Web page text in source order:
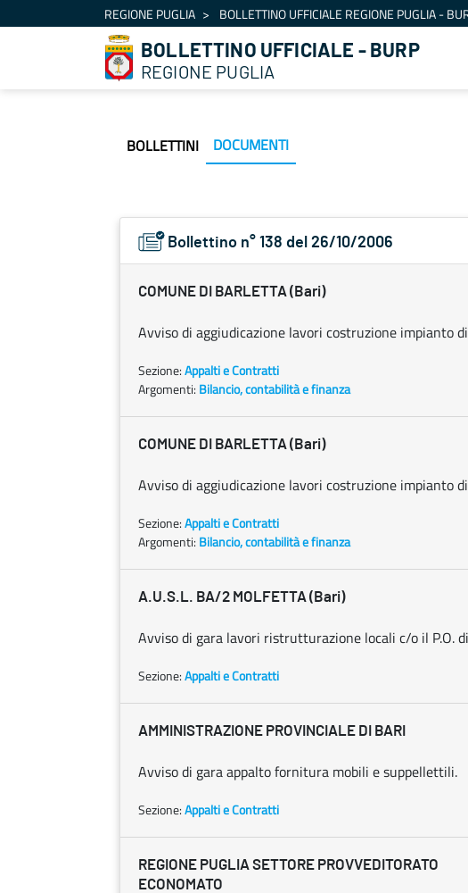
Skip to ContentREGIONE PUGLIA BOLLETTINO UFFICIALE REGIONE PUGLIA -
BOLLETTINO UFFICIALE - BURP
REGIONE PUGLIA
BOLLETTINI DOCUMENTI
Bollettino n° 138 del 26/10/2006
COMUNE DI BARLETTA (Bari)
Avviso di aggiudicazione lavori costruzione impianto di
Sezione:Appalti e Contratti
Argomenti: Bilancio, contabilità e finanza
COMUNE DI BARLETTA (Bari)
Avviso di aggiudicazione lavori costruzione impianto di
Sezione:Appalti e Contratti
Argomenti: Bilancio, contabilità e finanza
A.U.S.L. BA/2 MOLFETTA (Bari)
Avviso di gara lavori ristrutturazione locali c/o il P.O.
Sezione:Appalti e Contratti
AMMINISTRAZIONE PROVINCIALE DI BARI
Avviso di gara appalto fornitura mobili e suppellettili.
Sezione:Appalti e Contratti
REGIONE PUGLIA SETTORE PROVVEDITORATO
ECONOMATO